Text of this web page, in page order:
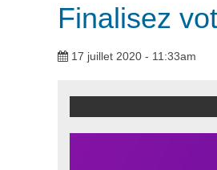
Finalisez
17 juillet 2020 - 11:33am